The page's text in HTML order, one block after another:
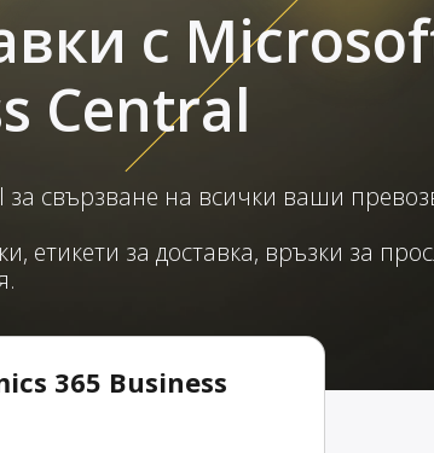
с
Central
свързване на всички ваши
етикети за доставка, връзки за
365 Business